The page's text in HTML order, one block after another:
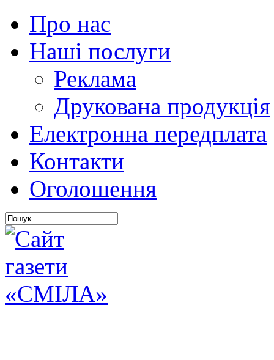
Про нас
Наші послуги
Реклама
Друкована продукція
Електронна передплата
Контакти
Оголошення